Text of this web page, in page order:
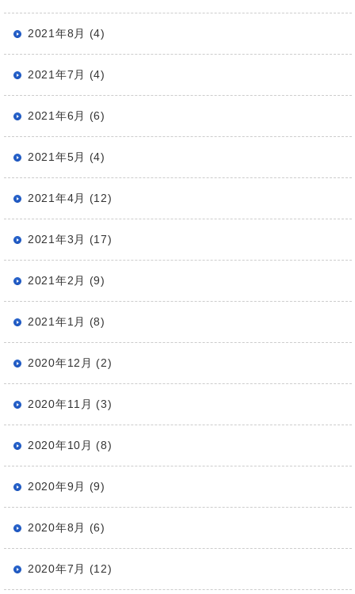
2021年8月 (4)
2021年7月 (4)
2021年6月 (6)
2021年5月 (4)
2021年4月 (12)
2021年3月 (17)
2021年2月 (9)
2021年1月 (8)
2020年12月 (2)
2020年11月 (3)
2020年10月 (8)
2020年9月 (9)
2020年8月 (6)
2020年7月 (12)